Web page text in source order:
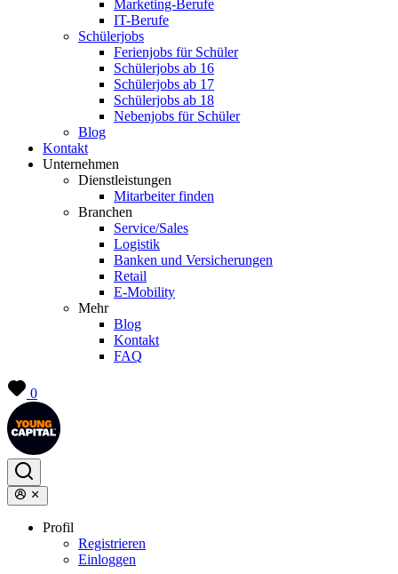
Marketing-Berufe
IT-Berufe
Schülerjobs
Ferienjobs für Schüler
Schülerjobs ab 16
Schülerjobs ab 17
Schülerjobs ab 18
Nebenjobs für Schüler
Blog
Kontakt
Unternehmen
Dienstleistungen
Mitarbeiter finden
Branchen
Service/Sales
Logistik
Banken und Versicherungen
Retail
E-Mobility
Mehr
Blog
Kontakt
FAQ
0
Profil
Registrieren
Einloggen